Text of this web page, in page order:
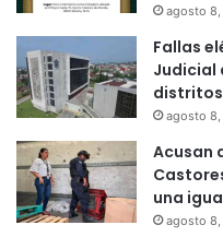
agosto
Fallas
Judicial
agosto
Acusan
una
agosto